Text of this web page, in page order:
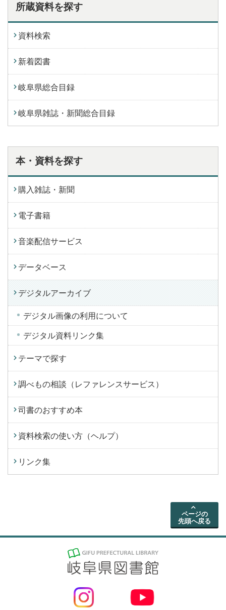
所蔵資料を探す
資料検索
新着図書
岐阜県総合目録
岐阜県雑誌・新聞総合目録
本・資料を探す
購入雑誌・新聞
電子書籍
音楽配信サービス
データベース
デジタルアーカイブ
デジタル画像の利用について
デジタル資料リンク集
テーマで探す
調べもの相談（レファレンスサービス）
司書のおすすめ本
資料検索の使い方（ヘルプ）
リンク集
ページの
先頭へ戻る